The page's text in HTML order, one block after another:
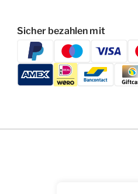
Sicher bezahlen mit